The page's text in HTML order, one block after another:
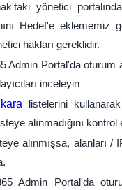
yönetici
Hedef'e eklememiz
hakları gereklidir.
Admin Portal'da oturum
inceleyin
kara listelerini
alınmadığını kontrol
alınmışsa, alanları /
Admin Portal'da